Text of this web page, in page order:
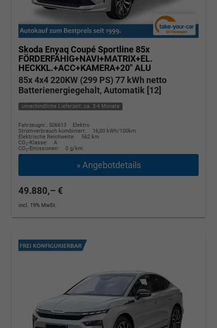
Skoda Enyaq CoupéSportline 85x
FÖRDERFÄHIG+NAVI+MATRIX+EL.
HECKKL.+ACC+KAMERA+20" ALU
85x 4x4 220KW (299 PS) 77 kWh netto
Batterienergiegehalt, Automatik [12]
unverbindliche Lieferzeit: ca. 3-4 Monate
Fahrzeugnr.: 506613
Elektro
Stromverbrauch kombiniert:
16,00 kWh/100km
Elektrische Reichweite:
562 km
CO2-Klasse:
A
CO2-Emissionen: 0 g/km
» Angebotdetails
49.880,– €
incl. 19% MwSt.